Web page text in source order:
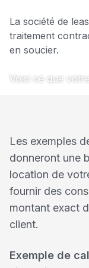
La société de
traitement
en soucier.
Voici ce que
Les exemples
donneront une
location de
fournir des
montant exact
client.
Exemple de